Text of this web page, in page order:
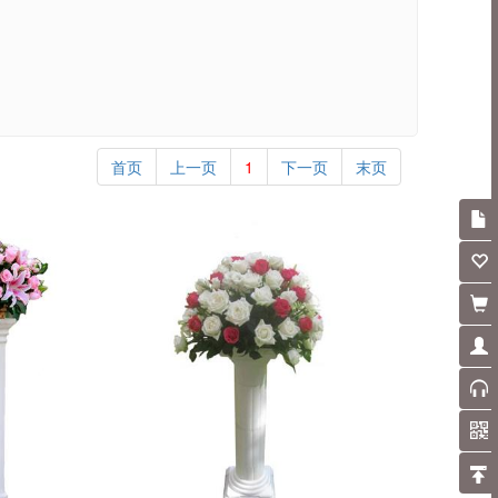
首页 上一页 1 下一页 末页